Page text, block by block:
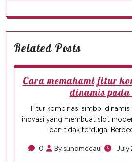
Related Posts
Cara memahami fitur
dinamis pada
Fitur kombinasi simbol dinamis
inovasi yang membuat slot
dan tidak terduga.
0 By sundmccaul July